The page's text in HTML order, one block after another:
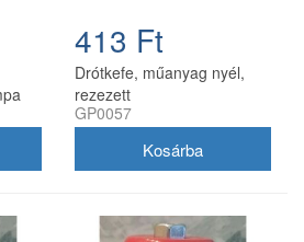
413 Ft
Drótkefe, műanyag nyél,
rezezett
GP0057